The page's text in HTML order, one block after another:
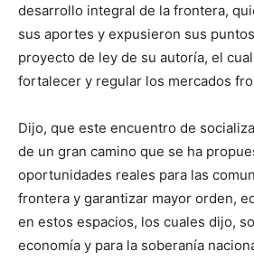
desarrollo integral de la frontera,
sus aportes y expusieron sus
proyecto de ley de su autoría, el
fortalecer y regular los mercados
Dijo, que este encuentro de
de un gran camino que se ha
oportunidades reales para las
frontera y garantizar mayor orden,
en estos espacios, los cuales dijo,
economía y para la soberanía